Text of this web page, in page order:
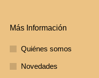
Más Información
Quiénes somos
Novedades